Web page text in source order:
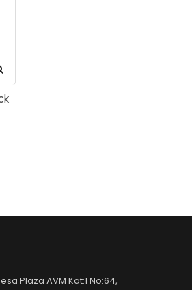
Plaza AVM Kat:1 No:64,